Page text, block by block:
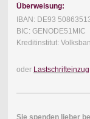
Überweisung:
IBAN: DE93
BIC: GENODE51MIC
Kreditinstitut:
oder Lastschrifteinzug
Sie spenden lieber